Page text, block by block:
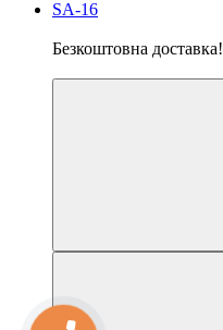
Безкоштовна доставка!